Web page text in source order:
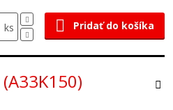
ks Pridať do košíka
(A33K150)